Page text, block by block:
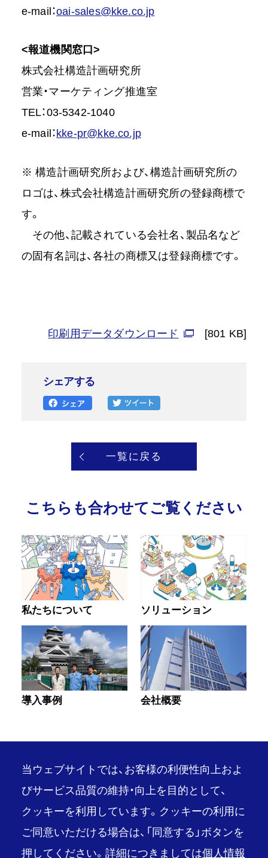
e-mail：oai-sales@kke.co.jp
<報道機関窓口>
株式会社構造計画研究所
営業・マーケティング推進室
TEL：03-5342-1040
e-mail： kke-pr@kke.co.jp
※ 構造計画研究所および、構造計画研究所の
ロゴは、株式会社構造計画研究所の登録商標で
す。
その他、記載されている会社名、製品名など
の固有名詞は、各社の商標又は登録商標です。
印刷用データダウンロード [801 KB]
シェアする
一覧に戻る
こちらも合わせてご覧ください
私たちについて ソリューション
導入事例 会社概要
推奨環境 ご利用条件 PAGE TOP
当ウェブサイトでは、お客様の利便性向上およ
びサービス品質の維持・向上を目的として、
クッキーを利用しています。クッキーの利用に
ご同意いただける場合は、「同意する」ボタンを
押してください。詳細につきましては個人情報